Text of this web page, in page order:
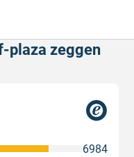
plaza zeggen
6984